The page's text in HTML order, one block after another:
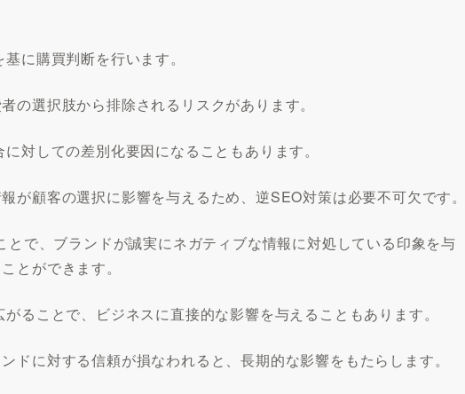
に購買判断を行います。
の選択肢から排除されるリスクがあります。
対しての差別化要因になることもあります。
が顧客の選択に影響を与えるため、逆SEO対策は必要不可欠です
で、ブランドが誠実にネガティブな情報に対処している印象を与
とができます。
ることで、ビジネスに直接的な影響を与えることもあります。
ドに対する信頼が損なわれると、長期的な影響をもたらします。